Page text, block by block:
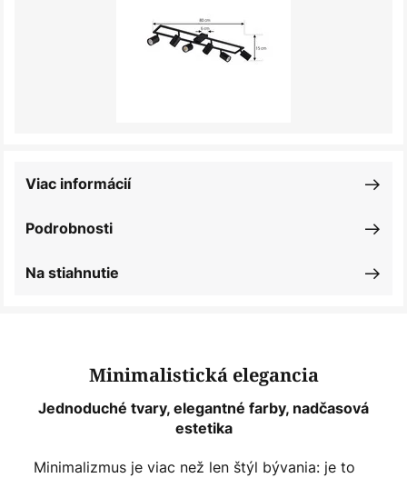
Podrobnosti
Viac informácií
Na stiahnutie
Minimalistická elegancia
Jednoduché tvary, elegantné farby, nadčasová
estetika
Minimalizmus je viac než len štýl bývania: je to